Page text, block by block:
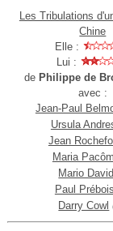
Les Tribulations
Chine
Elle :
Lui :
de Philippe de
avec :
Jean-Paul
Ursula
Jean
Maria
Mario David
Paul
Darry Cowl